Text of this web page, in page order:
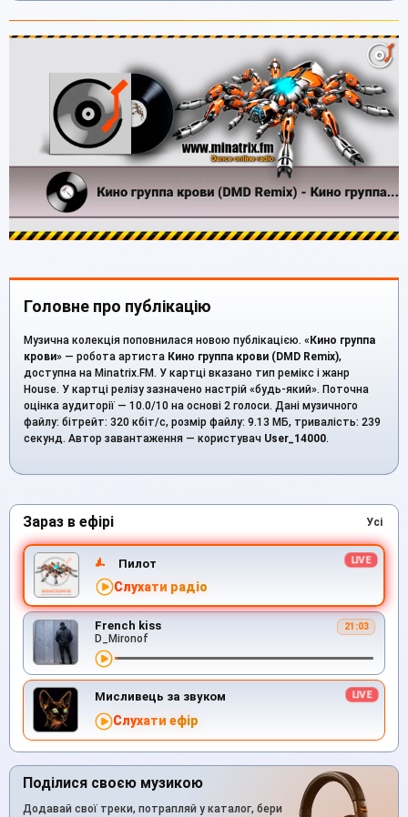
Головне про публікацію
Музична колекція поповнилася новою публікацією. «Кино группа
крови» — робота артиста Кино группа крови (DMD Remix),
доступна на Minatrix.FM. У картці вказано тип ремікс і жанр
House. У картці релізу зазначено настрій «будь-який». Поточна
оцінка аудиторії — 10.0/10 на основі 2 голоси. Дані музичного
файлу: бітрейт: 320 кбіт/с, розмір файлу: 9.13 МБ, тривалість: 239
секунд. Автор завантаження — користувач User_14000.
Зараз в ефірі Усі
Пилот
Слухати радіо
French kiss 21:03
D_Mironof
Мисливець за звуком
Слухати ефір
Поділися своєю музикою
Додавай свої треки, потрапляй у каталог, бери